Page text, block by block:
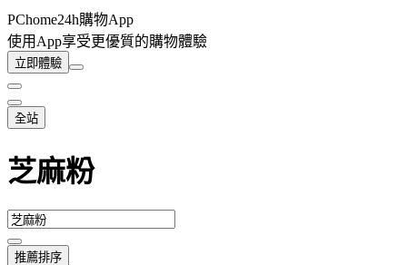
PChome24h購物App
使用App享受更優質的購物體驗
立即體驗
全站
芝麻粉
推薦排序